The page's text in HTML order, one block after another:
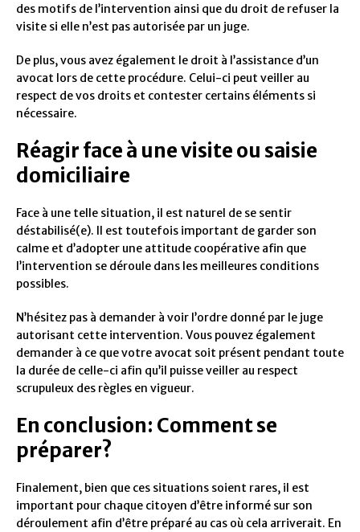
des motifs de l’intervention ainsi que du droit de refuser la
visite si elle n’est pas autorisée par un juge.
De plus, vous avez également le droit à l’assistance d’un
avocat lors de cette procédure. Celui-ci peut veiller au
respect de vos droits et contester certains éléments si
nécessaire.
Réagir face à une visite ou saisie
domiciliaire
Face à une telle situation, il est naturel de se sentir
déstabilisé(e). Il est toutefois important de garder son
calme et d’adopter une attitude coopérative afin que
l’intervention se déroule dans les meilleures conditions
possibles.
N’hésitez pas à demander à voir l’ordre donné par le juge
autorisant cette intervention. Vous pouvez également
demander à ce que votre avocat soit présent pendant toute
la durée de celle-ci afin qu’il puisse veiller au respect
scrupuleux des règles en vigueur.
En conclusion: Comment se
préparer?
Finalement, bien que ces situations soient rares, il est
important pour chaque citoyen d’être informé sur son
déroulement afin d’être préparé au cas où cela arriverait. En